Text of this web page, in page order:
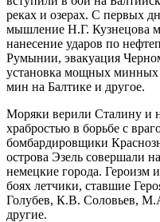
реках и озерах. С первых
мышление Н.Г. Кузнецова
нанесение ударов по
Румынии, эвакуация
установка мощных минных
мин на Балтике и другое.
Моряки верили Сталину и
храбростью в борьбе с
бомбардировщики
острова Эзель совершали
немецкие города. Героизм
боях летчики, ставшие
Голубев, К.В. Соловьев,
другие.